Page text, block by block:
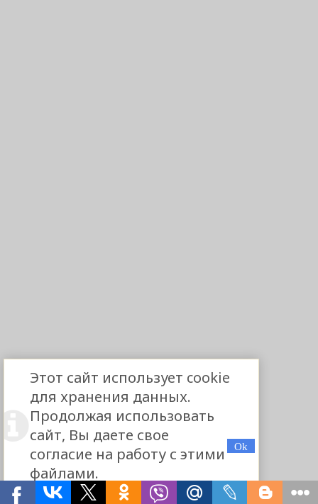
Этот сайт использует cookie
для хранения данных.
Продолжая использовать
сайт, Вы даете свое
согласие на работу с этими
файлами.